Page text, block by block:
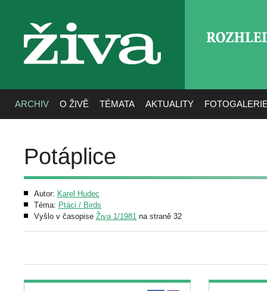
živa
ARCHIV O ŽIVĚ TÉMATA AKTUALITY
Potáplice
Autor: Karel Hudec
Téma: Ptáci / Birds
Vyšlo v časopise Živa 1/1981 na straně 32